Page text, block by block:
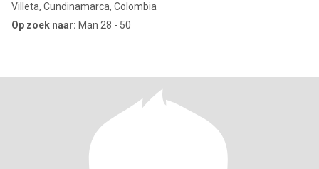
Villeta, Cundinamarca, Colombia
Op zoek naar: Man 28 - 50